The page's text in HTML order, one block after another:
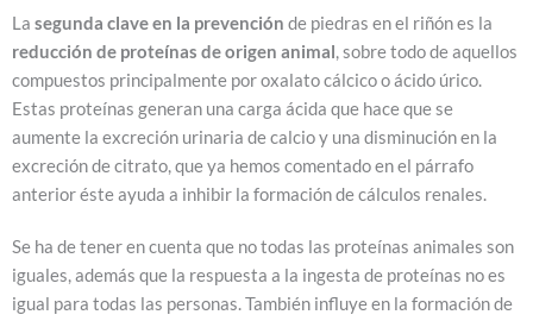
La segunda clave en la prevención de piedras en el riñón es la
reducción de proteínas de origen animal, sobre todo de aquellos
compuestos principalmente por oxalato cálcico o ácido úrico.
Estas proteínas generan una carga ácida que hace que se
aumente la excreción urinaria de calcio y una disminución en la
excreción de citrato, que ya hemos comentado en el párrafo
anterior éste ayuda a inhibir la formación de cálculos renales.
Se ha de tener en cuenta que no todas las proteínas animales son
iguales, además que la respuesta a la ingesta de proteínas no es
igual para todas las personas. También influye en la formación de